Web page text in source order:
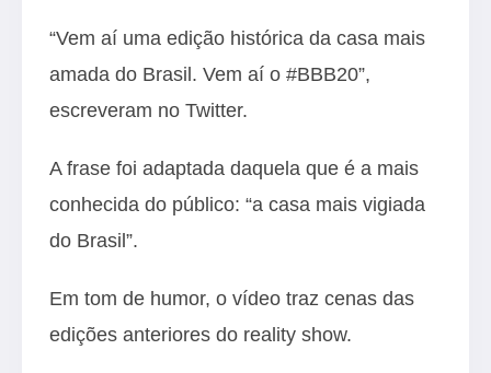
“Vem aí uma edição histórica da casa mais
amada do Brasil. Vem aí o #BBB20”,
escreveram no Twitter.
A frase foi adaptada daquela que é a mais
conhecida do público: “a casa mais vigiada
do Brasil”.
Em tom de humor, o vídeo traz cenas das
edições anteriores do reality show.